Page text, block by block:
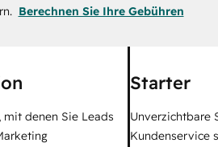
Berechnen Sie Ihre Gebühren
denen Sie Leads
Starter
Unverzichtbare
Kundenservice